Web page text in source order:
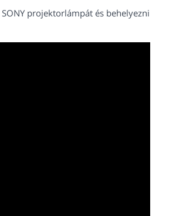
projektorlámpát és behelyezni